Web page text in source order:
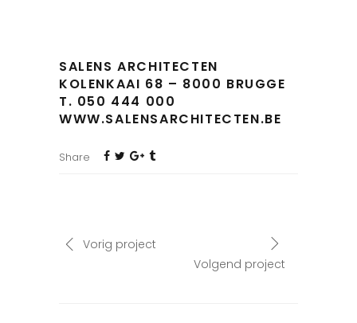
SALENS ARCHITECTEN
KOLENKAAI 68 – 8000 BRUGGE
T. 050 444 000
WWW.SALENSARCHITECTEN.BE
Share
Vorig project
Volgend project